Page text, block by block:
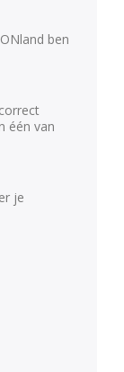
ben
één van
je